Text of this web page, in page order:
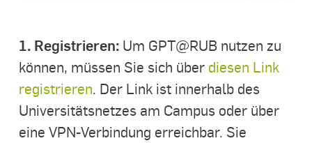
1. Registrieren: Um GPT@RUB nutzen zu
können, müssen Sie sich über diesen Link
registrieren. Der Link ist innerhalb des
Universitätsnetzes am Campus oder über
eine VPN-Verbindung erreichbar. Sie